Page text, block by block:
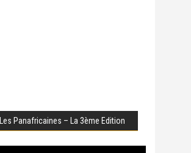
Les Panafricaines – La 3ème Edition